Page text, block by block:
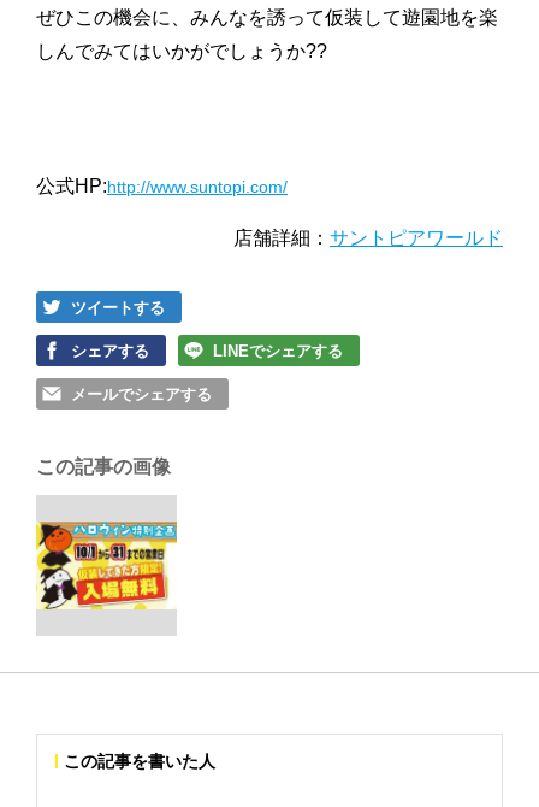
ぜひこの機会に、みんなを誘って仮装して遊園地を楽
しんでみてはいかがでしょうか??
公式HP:http://www.suntopi.com/
店舗詳細： サントピアワールド
ツイートする
シェアする LINEでシェアする
メールでシェアする
この記事の画像
この記事を書いた人